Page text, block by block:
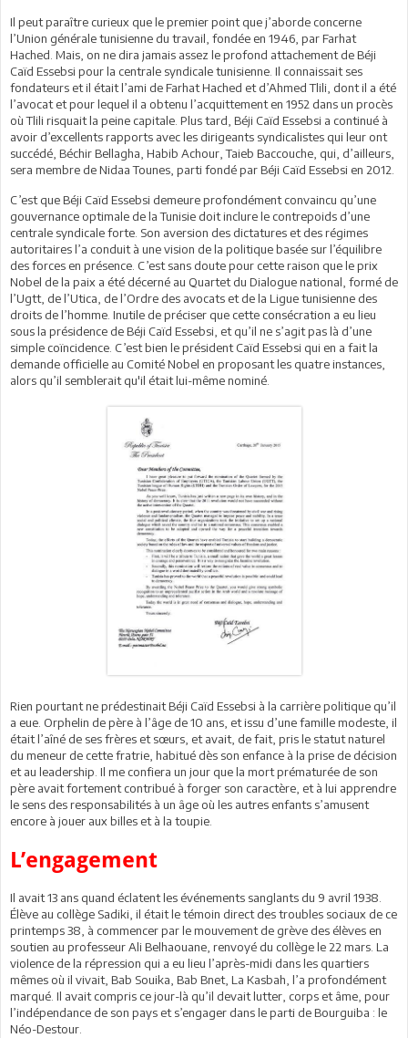
Il peut paraître curieux que le premier point que j’aborde concerne
l’Union générale tunisienne du travail, fondée en 1946, par Farhat
Hached. Mais, on ne dira jamais assez le profond attachement de Béji
Caïd Essebsi pour la centrale syndicale tunisienne. Il connaissait ses
fondateurs et il était l’ami de Farhat Hached et d’Ahmed Tlili, dont il a été
l’avocat et pour lequel il a obtenu l’acquittement en 1952 dans un procès
où Tlili risquait la peine capitale. Plus tard, Béji Caïd Essebsi a continué à
avoir d’excellents rapports avec les dirigeants syndicalistes qui leur ont
succédé, Béchir Bellagha, Habib Achour, Taieb Baccouche, qui, d’ailleurs,
sera membre de Nidaa Tounes, parti fondé par Béji Caïd Essebsi en 2012.
C’est que Béji Caïd Essebsi demeure profondément convaincu qu’une
gouvernance optimale de la Tunisie doit inclure le contrepoids d’une
centrale syndicale forte. Son aversion des dictatures et des régimes
autoritaires l’a conduit à une vision de la politique basée sur l’équilibre
des forces en présence. C’est sans doute pour cette raison que le prix
Nobel de la paix a été décerné au Quartet du Dialogue national, formé de
l’Ugtt, de l’Utica, de l’Ordre des avocats et de la Ligue tunisienne des
droits de l’homme. Inutile de préciser que cette consécration a eu lieu
sous la présidence de Béji Caïd Essebsi, et qu’il ne s’agit pas là d’une
simple coïncidence. C’est bien le président Caïd Essebsi qui en a fait la
demande officielle au Comité Nobel en proposant les quatre instances,
alors qu’il semblerait qu'il était lui-même nominé.
Rien pourtant ne prédestinait Béji Caïd Essebsi à la carrière politique qu’il
a eue. Orphelin de père à l’âge de 10 ans, et issu d’une famille modeste, il
était l’aîné de ses frères et sœurs, et avait, de fait, pris le statut naturel
du meneur de cette fratrie, habitué dès son enfance à la prise de décision
et au leadership. Il me confiera un jour que la mort prématurée de son
père avait fortement contribué à forger son caractère, et à lui apprendre
le sens des responsabilités à un âge où les autres enfants s’amusent
encore à jouer aux billes et à la toupie.
L’engagement
Il avait 13 ans quand éclatent les événements sanglants du 9 avril 1938.
Élève au collège Sadiki, il était le témoin direct des troubles sociaux de ce
printemps 38, à commencer par le mouvement de grève des élèves en
soutien au professeur Ali Belhaouane, renvoyé du collège le 22 mars. La
violence de la répression qui a eu lieu l’après-midi dans les quartiers
mêmes où il vivait, Bab Souika, Bab Bnet, La Kasbah, l’a profondément
marqué. Il avait compris ce jour-là qu’il devait lutter, corps et âme, pour
l’indépendance de son pays et s’engager dans le parti de Bourguiba : le
Néo-Destour.